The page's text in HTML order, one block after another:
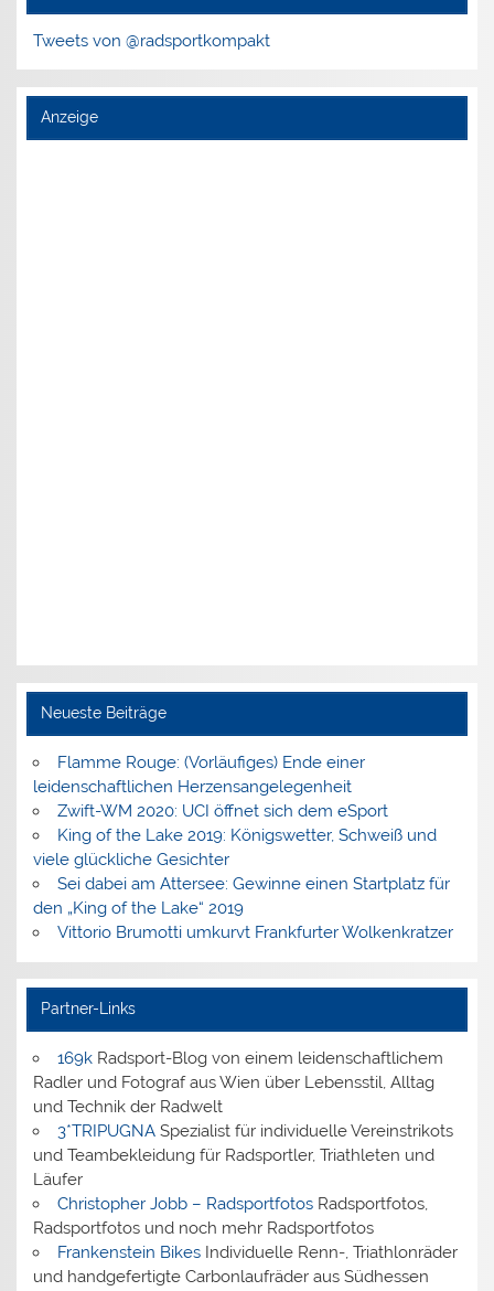
Tweets von @radsportkompakt
Anzeige
Neueste Beiträge
Flamme Rouge: (Vorläufiges) Ende einer
leidenschaftlichen Herzensangelegenheit
Zwift-WM 2020: UCI öffnet sich dem eSport
King of the Lake 2019: Königswetter, Schweiß und
viele glückliche Gesichter
Sei dabei am Attersee: Gewinne einen Startplatz für
den „King of the Lake“ 2019
Vittorio Brumotti umkurvt Frankfurter Wolkenkratzer
Partner-Links
169kRadsport-Blog von einem leidenschaftlichem
Radler und Fotograf aus Wien über Lebensstil, Alltag
und Technik der Radwelt
3*TRIPUGNASpezialist für individuelle Vereinstrikots
und Teambekleidung für Radsportler, Triathleten und
Läufer
Christopher Jobb – RadsportfotosRadsportfotos,
Radsportfotos und noch mehr Radsportfotos
Frankenstein BikesIndividuelle Renn-, Triathlonräder
und handgefertigte Carbonlaufräder aus Südhessen